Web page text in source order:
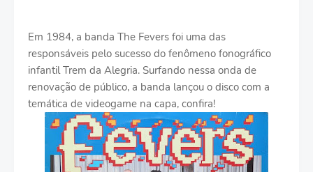
Em 1984, a banda The Fevers foi uma das
responsáveis pelo sucesso do fenômeno fonográfico
infantil Trem da Alegria. Surfando nessa onda de
renovação de público, a banda lançou o disco com a
temática de videogame na capa, confira!